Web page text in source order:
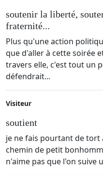
soutenir la liberté,
fraternité...
Plus qu'une action
que d'aller à cette soirée
travers elle, c'est tout un
défendrait...
Visiteur
soutient
je ne fais pourtant de tort
chemin de petit
n'aime pas que l'on suive